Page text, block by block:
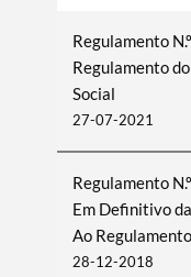
Regulamento
Regulamento
Social
27-07-2021
Regulamento
Em Definitivo
Ao Regulamento
28-12-2018